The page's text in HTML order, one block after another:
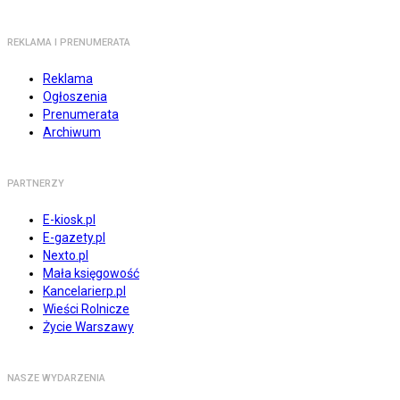
REKLAMA I PRENUMERATA
Reklama
Ogłoszenia
Prenumerata
Archiwum
PARTNERZY
E-kiosk.pl
E-gazety.pl
Nexto.pl
Mała księgowość
Kancelarierp.pl
Wieści Rolnicze
Życie Warszawy
NASZE WYDARZENIA